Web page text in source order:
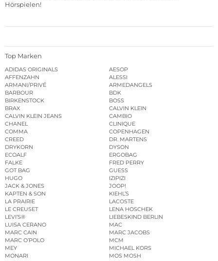
Hörspielen!
Top Marken
ADIDAS ORIGINALS
AESOP
AFFENZAHN
ALESSI
ARMANI/PRIVÉ
ARMEDANGELS
BARBOUR
BDK
BIRKENSTOCK
BOSS
BRAX
CALVIN KLEIN
CALVIN KLEIN JEANS
CAMBIO
CHANEL
CLINIQUE
COMMA
COPENHAGEN
CREED
DR. MARTENS
DRYKORN
DYSON
ECOALF
ERGOBAG
FALKE
FRED PERRY
GOT BAG
GUESS
HUGO
IZIPIZI
JACK & JONES
JOOP!
KAPTEN & SON
KIEHL’S
LA PRAIRIE
LACOSTE
LE CREUSET
LENA HOSCHEK
LEVI’S®
LIEBESKIND BERLIN
LUISA CERANO
MAC
MARC CAIN
MARC JACOBS
MARC O’POLO
MCM
MEY
MICHAEL KORS
MONARI
MOS MOSH